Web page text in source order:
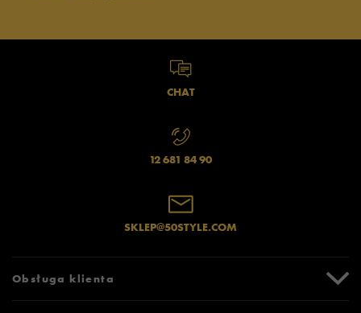
CHAT
12 681 84 90
SKLEP@50STYLE.COM
Obsługa klienta